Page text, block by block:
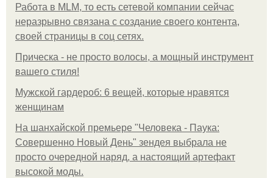
Работа в MLM, то есть сетевой компании сейчас
неразрывно связана с создание своего контента,
своей страницы в соц сетях.
Прическа - не просто волосы, а мощный инструмент
вашего стиля!
Мужской гардероб: 6 вещей, которые нравятся
женщинам
На шанхайской премьере "Человека - Паука:
Совершенно Новый День" зендея выбрала не
просто очередной наряд, а настоящий артефакт
высокой моды.